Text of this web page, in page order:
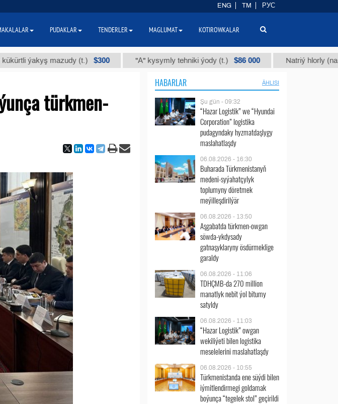
mazudy (t.) $300 "А" kysymly tehniki ýody (t.) $86 000 Natriý hlorly (nahar
türkmen-
HABARLAR ÄHLISI
Şu gün - 09:32
“Hazar Logistik” we “Hyundai
Corporation” logistika
pudagyndaky hyzmatdaşlygy
maslahatlaşdy
06.08.2026 - 16:30
Buharada Türkmenistanyň
medeni-syýahatçylyk
toplumyny döretmek
meýilleşdirilýär
06.08.2026 - 13:50
Aşgabatda türkmen-owgan
söwda-ykdysady
gatnaşyklaryny ösdürmeklige
garaldy
06.08.2026 - 11:06
TDHÇMB-da 270 million
manatlyk nebit ýol bitumy
satyldy
06.08.2026 - 11:03
“Hazar Logistik” owgan
wekiliýeti bilen logistika
meselelerini maslahatlaşdy
06.08.2026 - 10:55
Türkmenistanda ene süýdi bilen
iýmitlendirmegi goldamak
boýunça “tegelek stol” geçirildi
ENG TM РУС
PUDAKLAR TENDERLER MAGLUMAT KOTIROWKALAR